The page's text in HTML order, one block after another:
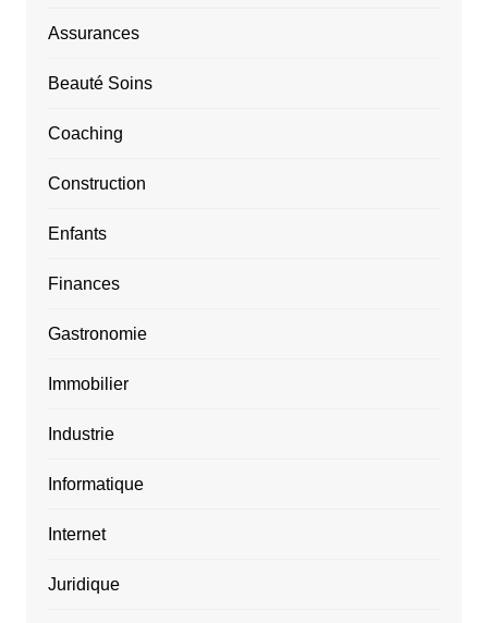
Assurances
Beauté Soins
Coaching
Construction
Enfants
Finances
Gastronomie
Immobilier
Industrie
Informatique
Internet
Juridique